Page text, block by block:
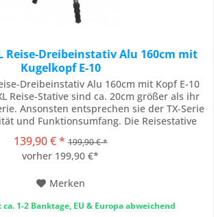
Reise-Dreibeinstativ Alu 160cm mit
Kugelkopf E-10
Dreibeinstativ Alu 160cm mit Kopf E-10
Reise-Stative sind ca. 20cm größer als ihr
Ansonsten entsprechen sie der TX-Serie
und Funktionsumfang. Die Reisestative
Situation leicht zu handhaben und bieten
Ihrer Kamera...
139,90 € * 199,90 € *
vorher 199,90 €*
Merken
1-2 Banktage, EU & Europa abweichend